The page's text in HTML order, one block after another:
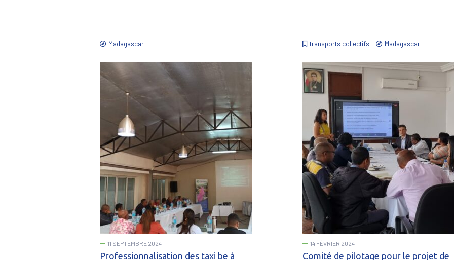
Madagascar
11 SEPTEMBRE 2024
Professionnalisation des taxi be à
transports collectifs Madagascar
14 FÉVRIER 2024
Comité de pilotage pour le projet de